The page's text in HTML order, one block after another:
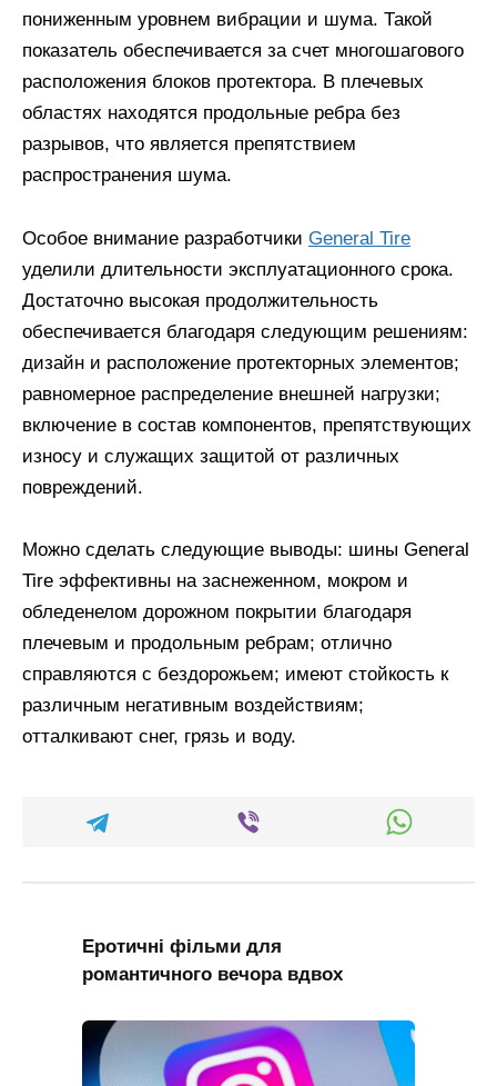
пониженным уровнем вибрации и шума. Такой
показатель обеспечивается за счет многошагового
расположения блоков протектора. В плечевых
областях находятся продольные ребра без
разрывов, что является препятствием
распространения шума.
Особое внимание разработчики General Tire
уделили длительности эксплуатационного срока.
Достаточно высокая продолжительность
обеспечивается благодаря следующим решениям:
дизайн и расположение протекторных элементов;
равномерное распределение внешней нагрузки;
включение в состав компонентов, препятствующих
износу и служащих защитой от различных
повреждений.
Можно сделать следующие выводы: шины General
Tire эффективны на заснеженном, мокром и
обледенелом дорожном покрытии благодаря
плечевым и продольным ребрам; отлично
справляются с бездорожьем; имеют стойкость к
различным негативным воздействиям;
отталкивают снег, грязь и воду.
Еротичні фільми для
романтичного вечора вдвох